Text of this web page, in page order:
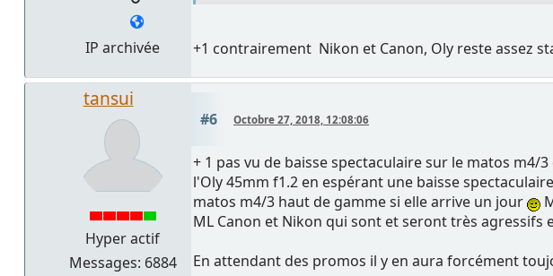
IP archivée +1 contrairement Nikon et Canon, Oly reste assez
tansui
Hyper actif
Messages: 6884
#6 Octobre 27, 2018, 12:08:06
+ 1 pas vu de baisse spectaculaire sur le matos m4/
l'Oly 45mm f1.2 en espérant une baisse
matos m4/3 haut de gamme si elle arrive un jour
ML Canon et Nikon qui sont et seront très agressifs
En attendant des promos il y en aura forcément